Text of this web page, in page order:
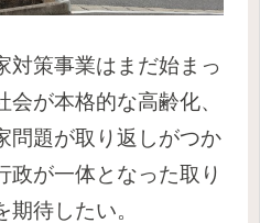
対策事業はまだ始まっ
が本格的な高齢化、
問題が取り返しがつか
政が一体となった取り
待したい。